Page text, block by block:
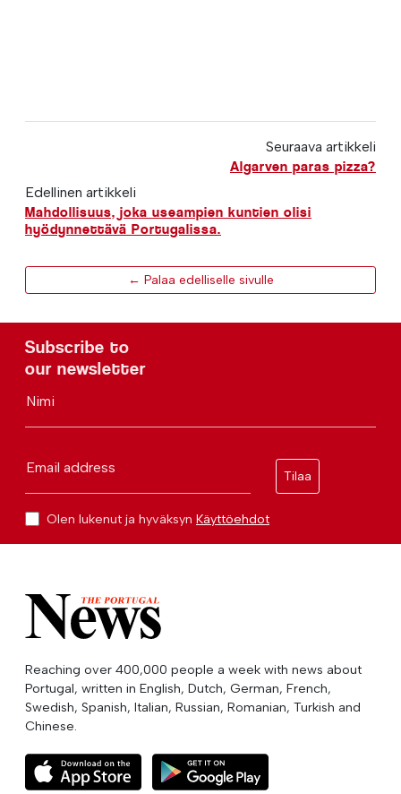
Seuraava artikkeli
Algarven paras pizza?
Edellinen artikkeli
Mahdollisuus, joka useampien kuntien olisi
hyödynnettävä Portugalissa.
← Palaa edelliselle sivulle
Subscribe to
our newsletter
Nimi
Email address
Tilaa
Olen lukenut ja hyväksyn Käyttöehdot
Reaching over 400,000 people a week with news about
Portugal, written in English, Dutch, German, French,
Swedish, Spanish, Italian, Russian, Romanian, Turkish and
Chinese.